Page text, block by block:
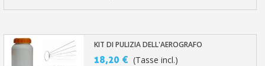
KIT DI PULIZIA DELL'AEROGRAFO
18,20 € (Tasse incl.)